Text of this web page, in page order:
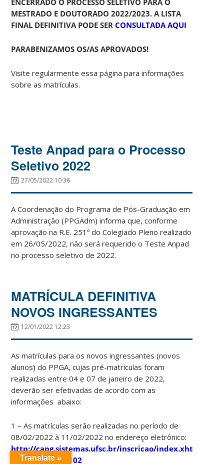
MESTRADO E DOUTORADO 2022/2023. A LISTA
FINAL DEFINITIVA PODE SERCONSULTADA AQUI
PARABENIZAMOS OS/AS APROVADOS!
Visite regularmente essa página para informações
sobre as matrículas.
Teste Anpad para o Processo
Seletivo 2022
27/05/2022 10:36
A Coordenação do Programa de Pós-Graduação em
Administração (PPGAdm) informa que, conforme
aprovação na R.E. 251º do Colegiado Pleno realizado
em 26/05/2022, não será requerido o Teste Anpad
no processo seletivo de 2022.
MATRÍCULA DEFINITIVA
NOVOS INGRESSANTES
12/01/2022 12:23
As matrículas para os novos ingressantes (novos
alunos) do PPGA, cujas pré-matrículas foram
realizadas entre 04 e 07 de janeiro de 2022,
deverão ser efetivadas de acordo com as
informações abaixo:
1 – As matrículas serão realizadas no período de
08/02/2022 à 11/02/2022 no endereço eletrônico:
http://capg.sistemas.ufsc.br/inscricao/index.xhtml?
cdCurso=41000102
Translate »